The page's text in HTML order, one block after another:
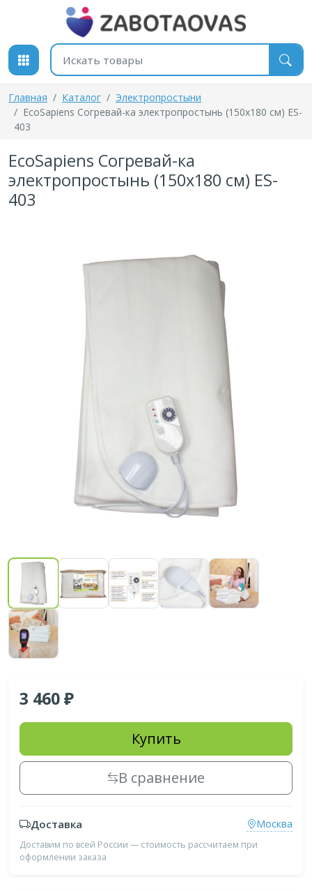
К содержимому
Поиск товаров
Главная Каталог
Электропростыни
EcoSapiens Согревай-ка электропростынь (150x180 см) ES-
403
EcoSapiens Согревай-ка
электропростынь (150x180 см) ES-
403
3 460
Купить
В сравнение
Доставка Москва
Доставим по всей России — стоимость рассчитаем при
оформлении заказа